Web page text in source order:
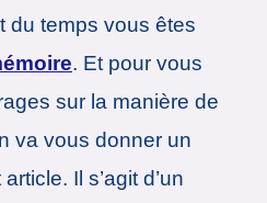
du temps vous êtes
. Et pour vous
sur la manière de
va vous donner un
Il s’agit d’un